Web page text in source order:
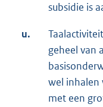
subsidie is
u.
geheel van
wel inhalen
met een